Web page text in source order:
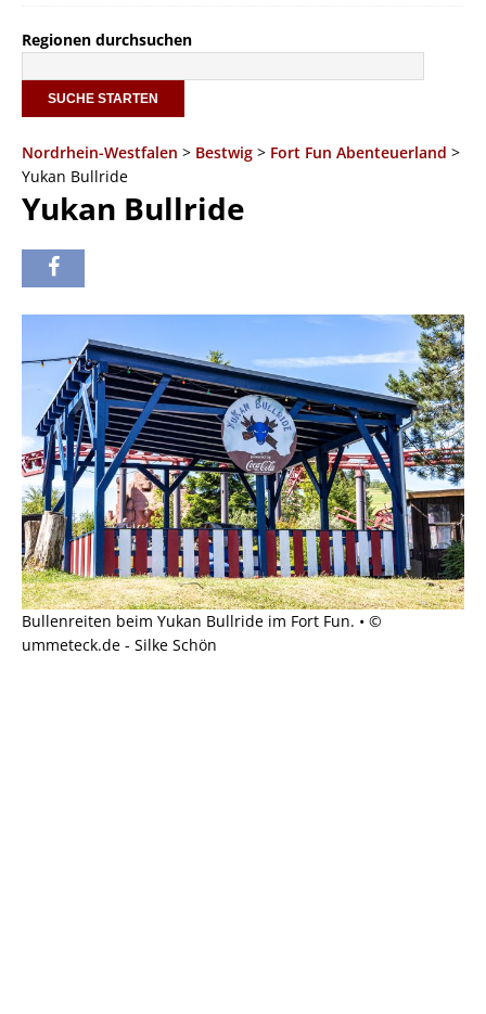
Regionen durchsuchen
Nordrhein-Westfalen > Bestwig > Fort Fun Abenteuerland >
Yukan Bullride
Yukan Bullride
Bullenreiten beim Yukan Bullride im Fort Fun. • ©
ummeteck.de - Silke Schön